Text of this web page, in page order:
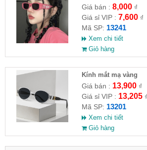
Giá bán : 8,000₫
Giá sỉ VIP : 7,600₫
Mã SP: 13241
Xem chi tiết
Giỏ hàng
Kính mắt mạ vàng
Giá bán : 13,900₫
Giá sỉ VIP : 13,205₫
Mã SP: 13201
Xem chi tiết
Giỏ hàng